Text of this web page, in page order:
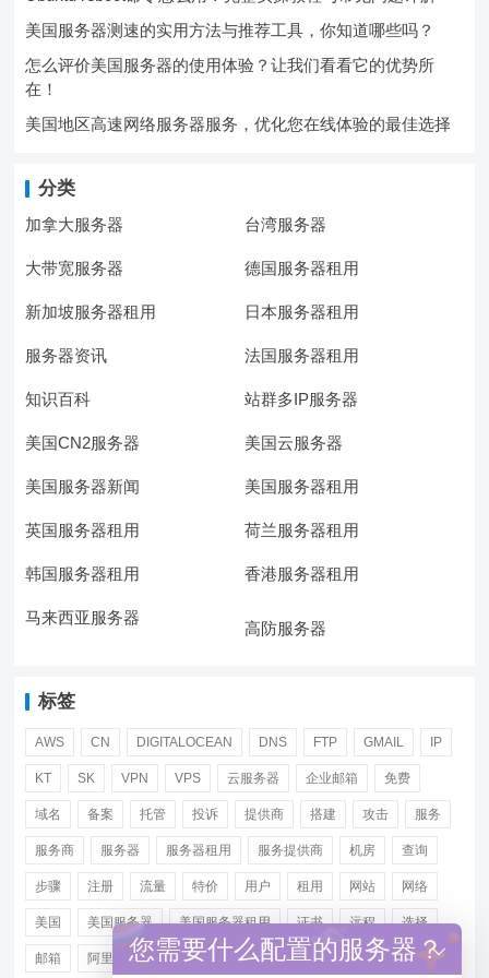
美国服务器测速的实用方法与推荐工具，你知道哪些吗？
怎么评价美国服务器的使用体验？让我们看看它的优势所
在！
美国地区高速网络服务器服务，优化您在线体验的最佳选择
分类
加拿大服务器 台湾服务器
大带宽服务器 德国服务器租用
新加坡服务器租用 日本服务器租用
服务器资讯 法国服务器租用
知识百科 站群多IP服务器
美国CN2服务器 美国云服务器
美国服务器新闻 美国服务器租用
英国服务器租用 荷兰服务器租用
韩国服务器租用 香港服务器租用
马来西亚服务器
高防服务器
标签
AWS CN DIGITALOCEAN DNS FTP GMAIL IP
KT SK VPN VPS 云服务器 企业邮箱 免费
域名 备案 托管 投诉 提供商 搭建 攻击 服务
服务商 服务器 服务器租用 服务提供商 机房 查询
步骤 注册 流量 特价 用户 租用 网站 网络
美国 美国服务器 美国服务器租用 证书 远程 选择
邮箱 阿里 香港服务器租用
您需要什么配置的服务器？